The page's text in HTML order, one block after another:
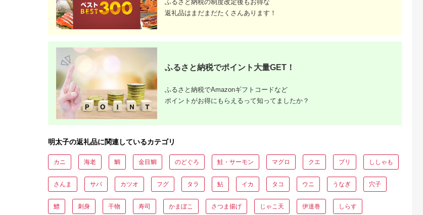
ふるさと納税の制度改定後もお得な
返礼品はまだまだたくさんあります！
ふるさと納税でポイント大量GET！
ふるさと納税でAmazonギフトコードなど
ポイントがお得にもらえるって知ってましたか？
明太子の返礼品に関連しているカテゴリ
カニ 海老 鯛 金目鯛 のどぐろ 鮭・サーモン マグロ クエ ブリ ししゃも
さんま サバ カツオ フグ タラ 鮎 イカ タコ ウニ うなぎ 穴子
鱧 刺身 干物 寿司 かまぼこ さつま揚げ じゃこ天 伊達巻 しらす